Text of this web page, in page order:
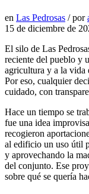
en Las Pedrosas / por
15 de diciembre de
El silo de Las
reciente del pueblo y
agricultura y a la vida
Por eso, cualquier
cuidado, con
Hace un tiempo se
fue una idea
recogieron
al edificio un uso útil
y aprovechando la
del conjunto. Ese
sobre qué se quería